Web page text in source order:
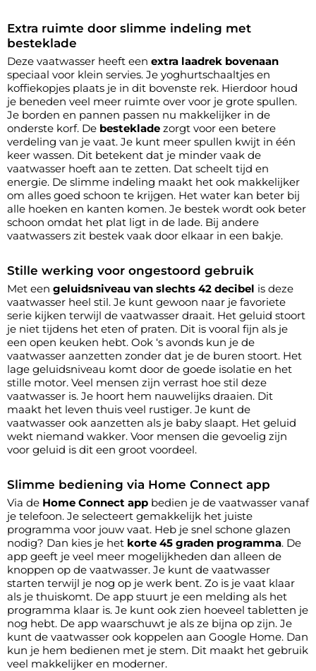
Extra ruimte door slimme indeling met
besteklade
Deze vaatwasser heeft een extra laadrek bovenaan
speciaal voor klein servies. Je yoghurtschaaltjes en
koffiekopjes plaats je in dit bovenste rek. Hierdoor houd
je beneden veel meer ruimte over voor je grote spullen.
Je borden en pannen passen nu makkelijker in de
onderste korf. De besteklade zorgt voor een betere
verdeling van je vaat. Je kunt meer spullen kwijt in één
keer wassen. Dit betekent dat je minder vaak de
vaatwasser hoeft aan te zetten. Dat scheelt tijd en
energie. De slimme indeling maakt het ook makkelijker
om alles goed schoon te krijgen. Het water kan beter bij
alle hoeken en kanten komen. Je bestek wordt ook beter
schoon omdat het plat ligt in de lade. Bij andere
vaatwassers zit bestek vaak door elkaar in een bakje.
Stille werking voor ongestoord gebruik
Met een geluidsniveau van slechts 42 decibel is deze
vaatwasser heel stil. Je kunt gewoon naar je favoriete
serie kijken terwijl de vaatwasser draait. Het geluid stoort
je niet tijdens het eten of praten. Dit is vooral fijn als je
een open keuken hebt. Ook ‘s avonds kun je de
vaatwasser aanzetten zonder dat je de buren stoort. Het
lage geluidsniveau komt door de goede isolatie en het
stille motor. Veel mensen zijn verrast hoe stil deze
vaatwasser is. Je hoort hem nauwelijks draaien. Dit
maakt het leven thuis veel rustiger. Je kunt de
vaatwasser ook aanzetten als je baby slaapt. Het geluid
wekt niemand wakker. Voor mensen die gevoelig zijn
voor geluid is dit een groot voordeel.
Slimme bediening via Home Connect app
Via de Home Connect app bedien je de vaatwasser vanaf
je telefoon. Je selecteert gemakkelijk het juiste
programma voor jouw vaat. Heb je snel schone glazen
nodig? Dan kies je het korte 45 graden programma. De
app geeft je veel meer mogelijkheden dan alleen de
knoppen op de vaatwasser. Je kunt de vaatwasser
starten terwijl je nog op je werk bent. Zo is je vaat klaar
als je thuiskomt. De app stuurt je een melding als het
programma klaar is. Je kunt ook zien hoeveel tabletten je
nog hebt. De app waarschuwt je als ze bijna op zijn. Je
kunt de vaatwasser ook koppelen aan Google Home. Dan
kun je hem bedienen met je stem. Dit maakt het gebruik
veel makkelijker en moderner.